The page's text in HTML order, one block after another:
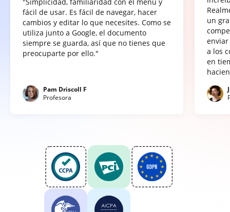
fácil de usar. Es fácil de navegar, hacer
cambios y editar lo que necesites. Como se
utiliza junto a Google, el documento
siempre se guarda, así que no tienes que
preocuparte por ello."
Pam Driscoll F
Profesora
un
a los
en